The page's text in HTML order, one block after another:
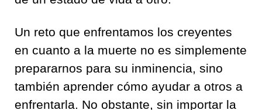
Un reto que enfrentamos los creyentes
en cuanto a la muerte no es simplemente
prepararnos para su inminencia, sino
también aprender cómo ayudar a otros a
enfrentarla. No obstante, sin importar la